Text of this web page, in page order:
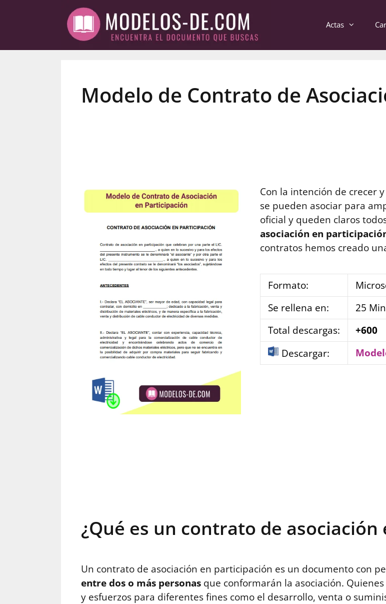
Actas
Modelo de Contrato de
Con la intención de crecer
se pueden asociar para
oficial y queden claros
asociación en
contratos hemos creado
Formato:
Se rellena en:
25
Total descargas:
+600
Descargar:
¿Qué es un contrato de
Un contrato de asociación en participación es un documento con
entre dos o más personas que conformarán la asociación.
y esfuerzos para diferentes fines como el desarrollo, venta o